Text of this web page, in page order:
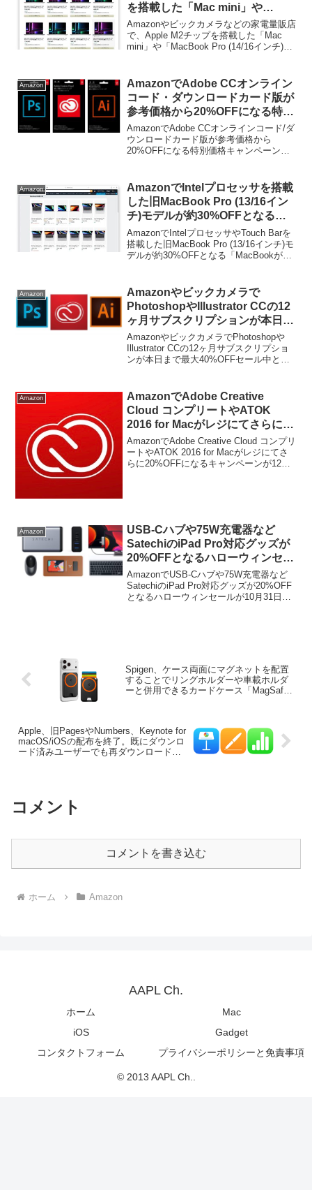
を搭載した「Mac mini」や
「MacBook Pro (14/16インチ)」
の予約受付が開始。
Amazonやビックカメラなどの家電量販店
で、Apple M2チップを搭載した「Mac
mini」や「MacBook Pro (14/16インチ)」
Amazon
AmazonでAdobe CCオンライン
コード・ダウンロードカード版が
参考価格から20%OFFになる特別
価格キャンペーンが6月2日まで開
催中。
AmazonでAdobe CCオンラインコード/ダ
ウンロードカード版が参考価格から
20%OFFになる特別価格キャンペーンが6
Amazon
AmazonでIntelプロセッサを搭載
した旧MacBook Pro (13/16イン
チ)モデルが約30%OFFとなる
「MacBookがお買い得」セール
が開催中。
AmazonでIntelプロセッサやTouch Barを
搭載した旧MacBook Pro (13/16インチ)モ
デルが約30%OFFとなる「MacBookがお
Amazon
Amazonやビックカメラで
PhotoshopやIllustrator CCの12
ヶ月サブスクリプションが本日ま
で最大40%OFFセール中。
AmazonやビックカメラでPhotoshopや
Illustrator CCの12ヶ月サブスクリプショ
ンが本日まで最大40%OFFセール中とな
Amazon
AmazonでAdobe Creative
Cloud コンプリートやATOK
2016 for Macがレジにてさらに
20%OFFになるキャンペーンが12
月12日まで開催中。
AmazonでAdobe Creative Cloud コンプリ
ートやATOK 2016 for Macがレジにてさ
らに20%OFFになるキャンペーンが12月
Amazon
USB-Cハブや75W充電器など
SatechiのiPad Pro対応グッズが
20%OFFとなるハローウィンセー
ルが10月31日まで開催中。
AmazonでUSB-Cハブや75W充電器など
SatechiのiPad Pro対応グッズが20%OFF
となるハローウィンセールが10月31日ま
Spigen、ケース両面にマグネットを配置
することでリングホルダーや車載ホルダ
ーと併用できるカードケース「MagSafe
Apple、旧PagesやNumbers、Keynote for
macOS/iOSの配布を終了。既にダウンロ
ード済みユーザーでも再ダウンロードで
コメント
コメントを書き込む
ホーム Amazon
AAPL Ch.
ホーム
Mac
iOS
Gadget
コンタクトフォーム
プライバシーポリシーと免責事項
© 2013 AAPL Ch..